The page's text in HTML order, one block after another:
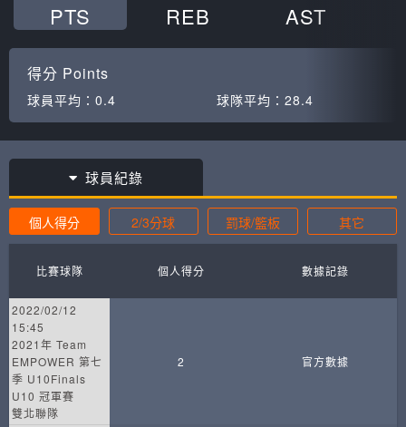
PTS REB AST
得分 Points
球員平均： 0.4 球隊平均： 28.4
球員紀錄
個人得分 2/3分球 罰球/籃板 其它
比賽球隊 個人得分 數據記錄
2022/02/12
15:45
2021年 Team
EMPOWER 第七
季 U10Finals
U10 冠軍賽
雙北聯隊
2 官方數據